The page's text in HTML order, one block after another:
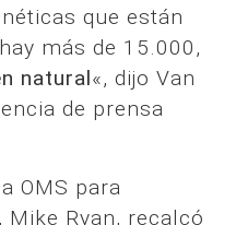
que están
más de 15.000,
natural«, dijo Van
de prensa
OMS para
Mike Ryan, recalcó